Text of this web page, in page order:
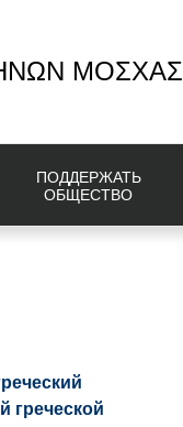
ΜΟΣΧΑΣ
ПОДДЕРЖАТЬ
ОБЩЕСТВО
греческой